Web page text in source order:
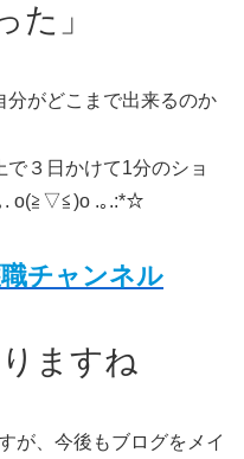
た」
分がどこまで出来るのか
３日かけて1分のショ
. o(≧▽≦)o .｡.:*☆
チャンネル
ますね
が、今後もブログをメイ